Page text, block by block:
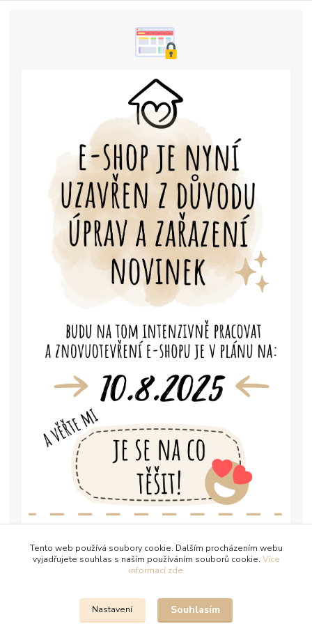
Tento web používá soubory cookie. Dalším procházením webu
vyjadřujete souhlas s naším používáním souborů cookie. Více
informací zde
Nastavení Souhlasím